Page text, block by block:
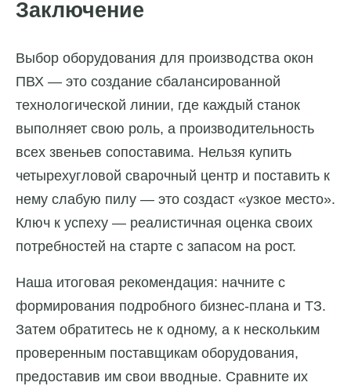
Заключение
Выбор оборудования для производства окон
ПВХ — это создание сбалансированной
технологической линии, где каждый станок
выполняет свою роль, а производительность
всех звеньев сопоставима. Нельзя купить
четырехугловой сварочный центр и поставить к
нему слабую пилу — это создаст «узкое место».
Ключ к успеху — реалистичная оценка своих
потребностей на старте с запасом на рост.
Наша итоговая рекомендация: начните с
формирования подробного бизнес-плана и ТЗ.
Затем обратитесь не к одному, а к нескольким
проверенным поставщикам оборудования,
предоставив им свои вводные. Сравните их